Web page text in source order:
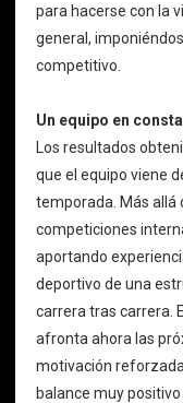
para hacerse con la
general,
competitivo.
Un equipo en
Los resultados
que el equipo viene
temporada. Más allá
competiciones
aportando
deportivo de una
carrera tras carrera.
afronta ahora las
motivación
balance muy